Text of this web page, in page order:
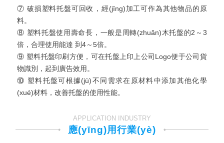
⑦ 破損塑料托盤可回收，經(jīng)加工可作為其他物品的原
料。
⑧ 塑料托盤使用壽命長，一般是周轉(zhuǎn)木托盤的2～3
倍，合理使用能達 到4～5倍。
⑨ 塑料托盤印刷方便，可在托盤上印上公司Logo便于公司貨
物識別，起到廣告效用。
⑩ 塑料托盤可根據(jù)不同需求在原材料中添加其他化學
(xué)材料，改善托盤的使用性能。
APPLICATION INDUSTRY
應(yīng)用行業(yè)